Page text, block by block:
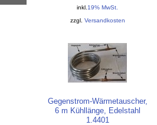
inkl. 19% MwSt.
zzgl. Versandkosten
Gegenstrom-Wärmetauscher,
6 m Kühllänge, Edelstahl
1.4401